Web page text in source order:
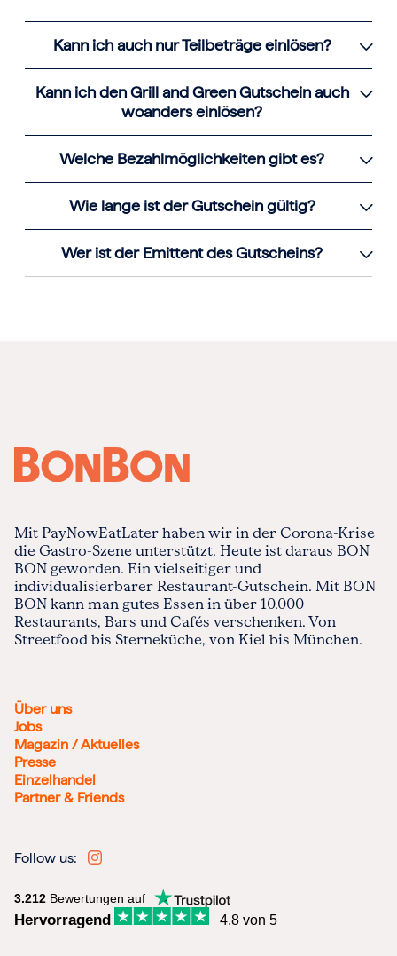
Kann ich auch nur Teilbeträge einlösen?
Kann ich den Grill and Green Gutschein auch
woanders einlösen?
Welche Bezahlmöglichkeiten gibt es?
Wie lange ist der Gutschein gültig?
Wer ist der Emittent des Gutscheins?
Mit PayNowEatLater haben wir in der Corona-Krise
die Gastro-Szene unterstützt. Heute ist daraus BON
BON geworden. Ein vielseitiger und
individualisierbarer Restaurant-Gutschein. Mit BON
BON kann man gutes Essen in über 10.000
Restaurants, Bars und Cafés verschenken. Von
Streetfood bis Sterneküche, von Kiel bis München.
Über uns
Jobs
Magazin / Aktuelles
Presse
Einzelhandel
Partner & Friends
Follow us:
3.212 Bewertungen auf
Hervorragend 4.8 von 5